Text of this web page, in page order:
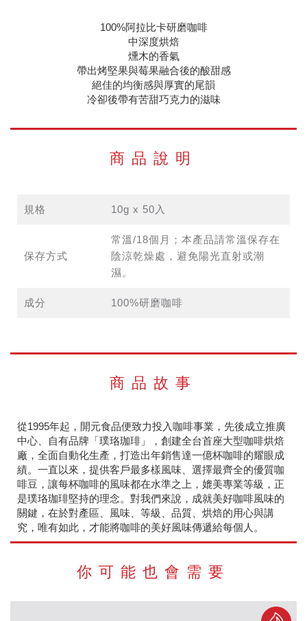
100%阿拉比卡研磨咖啡
中深度烘焙
燻木的香氣
帶出烤堅果與莓果融合後的酸甜感
絕佳的均衡感與厚實的尾韻
冷卻後帶有苦甜巧克力的滋味
商品說明
規格 10g x 50入
保存方式
常溫/18個月；本產品請常溫保存在
陰涼乾燥處，避免陽光直射或潮
濕。
成分 100%研磨咖啡
商品故事
從1995年起，開元食品便致力投入咖啡事業，先後成立推廣
中心、自有品牌「璞珞珈琲」，創建全台首座大型咖啡烘焙
廠，全面自動化生產，打造出年銷售達一億杯咖啡的耀眼成
績。一直以來，提供客戶最多樣風味、選擇最齊全的優質咖
啡豆，讓每杯咖啡的風味都在水準之上，媲美專業等級，正
是璞珞珈琲堅持的理念。對我們來說，成就美好咖啡風味的
關鍵，在於對產區、風味、等級、品質、烘焙的用心與講
究，唯有如此，才能將咖啡的美好風味傳遞給每個人。
你可能也會需要